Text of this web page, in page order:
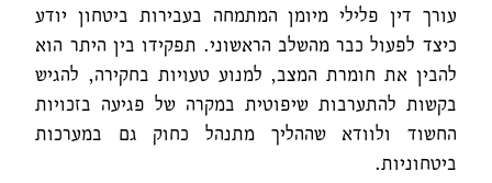
עורך דין פלילי מיומן המתמחה בעבירות ביטחון יודע
כיצד לפעול כבר מהשלב הראשוני. תפקידו בין היתר הוא
להבין את חומרת המצב, למנוע טעויות בחקירה, להגיש
בקשות להתערבות שיפוטית במקרה של פגיעה בזכויות
החשוד ולוודא שההליך מתנהל כחוק גם במערכות
ביטחוניות.